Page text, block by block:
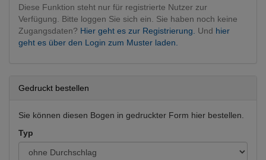
Diese Funktion steht nur für registrierte Nutzer zur
Verfügung. Bitte loggen Sie sich ein. Sie haben noch keine
Zugangsdaten? Hier geht es zur Registrierung. Und hier
geht es über den Login zum Muster laden.
Gedruckt bestellen
Sie können diesen Bogen in gedruckter Form hier bestellen.
Typ